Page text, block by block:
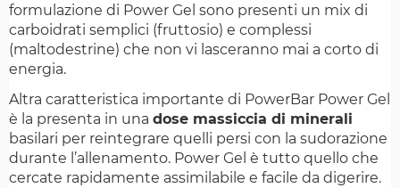
formulazione di Power Gel sono presenti un mix di
carboidrati semplici (fruttosio) e complessi
(maltodestrine) che non vi lasceranno mai a corto di
energia.
Altra caratteristica importante di PowerBar Power Gel
è la presenta in una dose massiccia di minerali
basilari per reintegrare quelli persi con la sudorazione
durante l’allenamento. Power Gel è tutto quello che
cercate rapidamente assimilabile e facile da digerire.